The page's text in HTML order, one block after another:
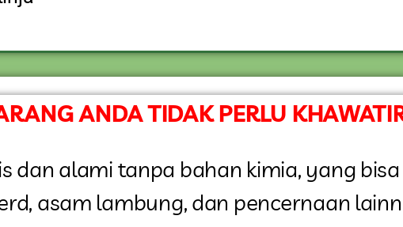
ANDA TIDAK PERLU
dan alami tanpa bahan kimia, yang
asam lambung, dan pencernaan